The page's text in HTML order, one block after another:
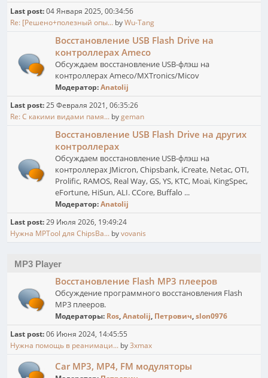
Last post:04 Января 2025, 00:34:56
Re: [Решено+полезный опы... byWu-Tang
Восстановление USB Flash Drive на
контроллерах Ameco
Обсуждаем восстановление USB-флэш на
контроллерах Ameco/MXTronics/Micov
Модератор:Anatolij
Last post:25 Февраля 2021, 06:35:26
Re: С какими видами памя... bygeman
Восстановление USB Flash Drive на других
контроллерах
Обсуждаем восстановление USB-флэш на
контроллерах JMicron, Chipsbank, iCreate, Netac, OTI,
Prolific, RAMOS, Real Way, GS, YS, KTC, Moai, KingSpec,
eFortune, HiSun, ALI. CCore, Buffalo ...
Модератор:Anatolij
Last post:29 Июля 2026, 19:49:24
Нужна MPTool для ChipsBa... byvovanis
MP3 Player
Восстановление Flash MP3 плееров
Обсуждение программного восстановления Flash
MP3 плееров.
Модераторы: Ros,Anatolij, Петрович,slon0976
Last post:06 Июня 2024, 14:45:55
Нужна помощь в реанимаци... by3xmax
Car MP3, MP4, FM модуляторы